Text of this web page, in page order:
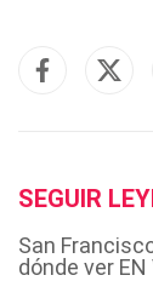
SEGUIR
San
dónde ver EN